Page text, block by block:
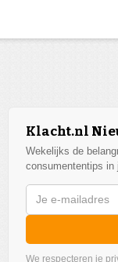
Klacht.nl
Wekelijks de
consumententips in
We respecteren je